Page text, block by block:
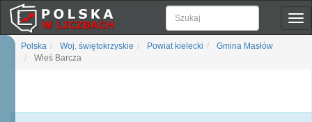
Polska Woj. świętokrzyskie Powiat kielecki
Gmina Masłów
Wieś Barcza